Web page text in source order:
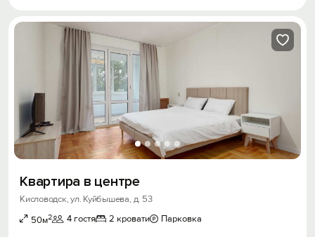
Квартира в центре
Кисловодск, ул. Куйбышева, д. 53
50м2 4 гостя 2 кровати Парковка